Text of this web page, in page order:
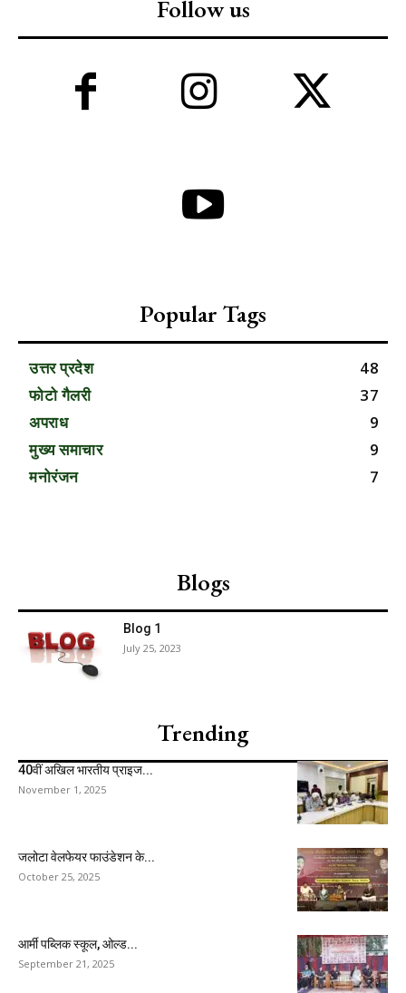
Follow us
Popular Tags
उत्तर प्रदेश
48
फोटो गैलरी
37
अपराध
9
मुख्य समाचार
9
मनोरंजन
7
Blogs
Blog 1
July 25, 2023
Trending
40वीं अखिल भारतीय प्राइज...
November 1, 2025
जलोटा वेलफेयर फाउंडेशन के...
October 25, 2025
आर्मी पब्लिक स्कूल, ओल्ड...
September 21, 2025